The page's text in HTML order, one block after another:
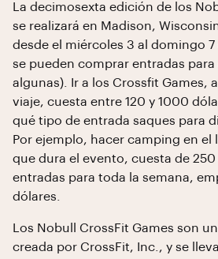
La decimosexta edición de los
se realizará en Madison,
desde el miércoles 3 al domingo
se pueden comprar entradas
algunas). Ir a los Crossfit Games,
viaje, cuesta entre 120 y 1000
qué tipo de entrada saques para
Por ejemplo, hacer camping en el
que dura el evento, cuesta de
entradas para toda la semana,
dólares.
Los Nobull CrossFit Games son
creada por CrossFit, Inc., y se